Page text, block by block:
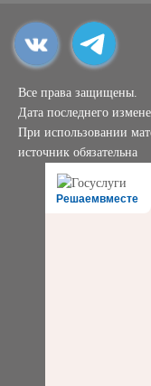
Все права защищены.
Дата последнего
При использовании
источник обязательна
Решаемвместе